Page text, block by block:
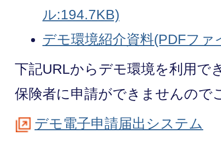
ル:194.7KB)
デモ環境紹介資料(PDFファ
下記URLからデモ環境を利用で
保険者に申請ができませんので
デモ電子申請届出システム